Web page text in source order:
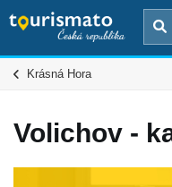
Krásná Hora
Volichov -